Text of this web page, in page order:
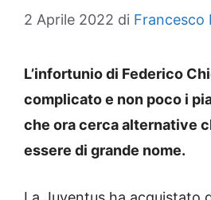
2 Aprile 2022 di Francesco
L’infortunio di Federico
complicato e non poco i
che ora cerca alternative
essere di grande nome.